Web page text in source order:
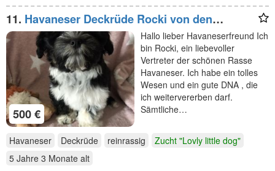
11. Havaneser Deckrüde Rocki von den
Haseltaler Strolchen
500 €
Hallo lieber Havaneserfreund Ich
bin Rocki, ein liebevoller
Vertreter der schönen Rasse
Havaneser. Ich habe ein tolles
Wesen und ein gute DNA , die
ich weitervererben darf.
Sämtliche…
Havaneser Deckrüde reinrassig
Zucht "Lovly little dog"
5 Jahre 3 Monate alt